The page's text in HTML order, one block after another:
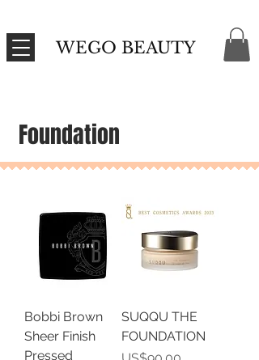
WEGO BEAUTY
Foundation
Bobbi Brown
Sheer Finish
Pressed
SUQQU THE
FOUNDATION